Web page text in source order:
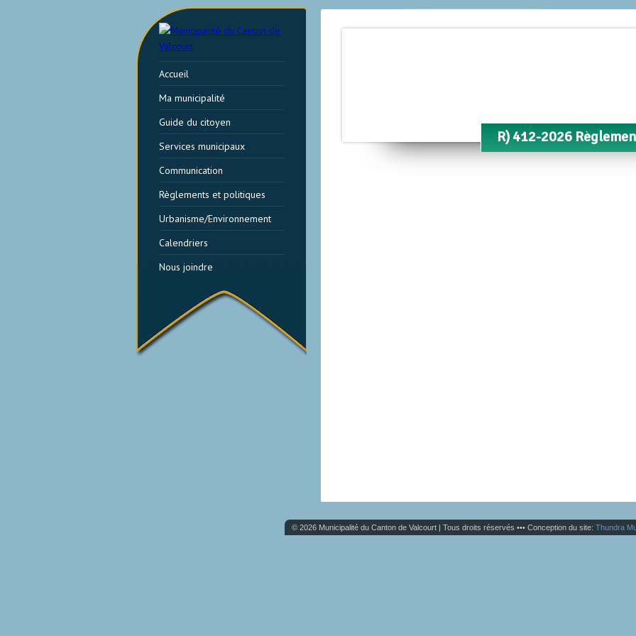
R) 412-2026
Accueil
Ma municipalité
Guide du citoyen
Services municipaux
Communication
Règlements et politiques
Urbanisme/Environnement
Calendriers
Nous joindre
© 2026 Municipalité du Canton de Valcourt | Tous droits réservés ••• Conception du site: Thundra